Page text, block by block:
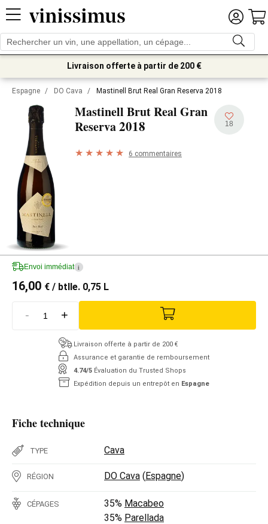
Livraison offerte à partir de 200 €
Espagne / DO Cava / Mastinell Brut Real Gran Reserva 2018
Mastinell Brut Real Gran
Reserva2018 18
6 commentaires
Envoi immédiat i
16,00 € / btlle. 0,75 L
- +
Livraison offerte à partir de 200 €
Assurance et garantie de remboursement
4.74/5 Évaluation du Trusted Shops
Expédition depuis un entrepôt en Espagne
Fiche technique
TYPE Cava
RÉGION DO Cava (Espagne)
CÉPAGES 35% Macabeo
35% Parellada